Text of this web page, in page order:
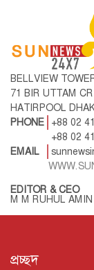
BELLVIEW
71 BIR UTTAM
HATIRPOOL
PHONE
+88 02
+88 02
EMAIL
EDITOR & CEO
M M RUHUL AMIN
প্রচ্ছদ